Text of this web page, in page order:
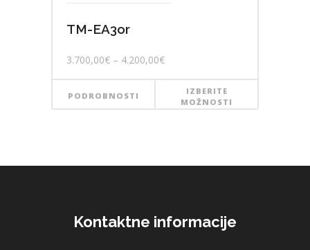
TM-EA3or
3.700,00€ – 4.200,00€
PODROBNOSTI
IZBERITE
MOŽNOSTI
Kontaktne informacije